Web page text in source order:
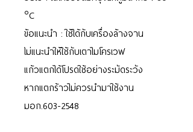
°C
ข้อแนะนำ : ใช้ได้กับเครื่องล้างจาน
ไม่แนะนำให้ใช้กับเตาไมโครเวฟ
แก้วแตกได้โปรดใช้อย่างระมัดระวัง
หากแตกร้าวไม่ควรนำมาใช้งาน
มอก.603-2548